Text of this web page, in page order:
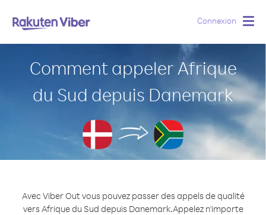
Connexion
Comment appeler Afrique
du Sud depuis Danemark
Avec Viber Out vous pouvez passer des appels de qualité
vers Afrique du Sud depuis Danemark.Appelez n'importe